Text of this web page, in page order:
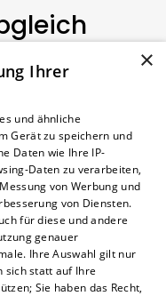
Service.
verbessert
durch
Dabei
in den
eine optimale
Das
Heizkosten
×
Ihrer
und ähnliche
Gerät zu speichern und
Daten wie Ihre IP-
Daten zu verarbeiten,
von Werbung und
von Diensten.
für diese und andere
genauer
Ihre Auswahl gilt nur
sich statt auf Ihre
Sie haben das Recht,